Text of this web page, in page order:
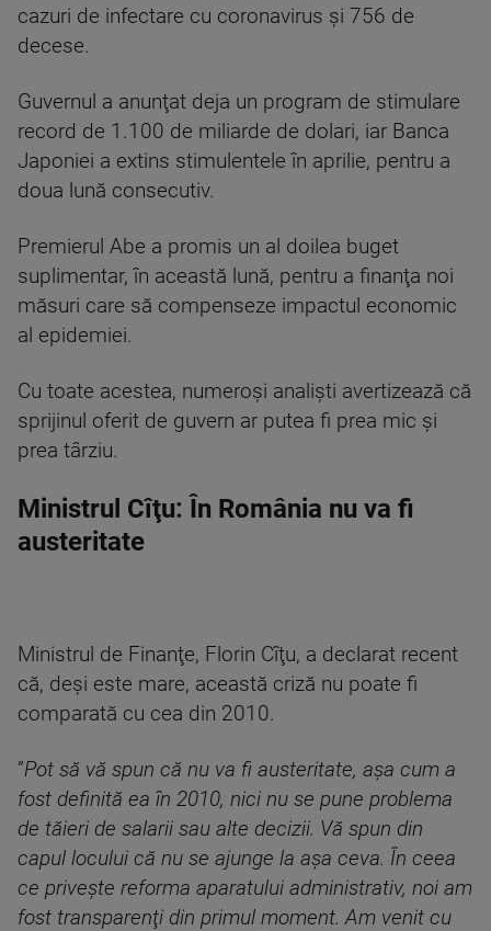
cazuri de infectare cu coronavirus şi 756 de
decese.
Guvernul a anunţat deja un program de stimulare
record de 1.100 de miliarde de dolari, iar Banca
Japoniei a extins stimulentele în aprilie, pentru a
doua lună consecutiv.
Premierul Abe a promis un al doilea buget
suplimentar, în această lună, pentru a finanţa noi
măsuri care să compenseze impactul economic
al epidemiei.
Cu toate acestea, numeroşi analişti avertizează că
sprijinul oferit de guvern ar putea fi prea mic şi
prea târziu.
Ministrul Cîţu: În România nu va fi
austeritate
Ministrul de Finanţe, Florin Cîţu, a declarat recent
că, deşi este mare, această criză nu poate fi
comparată cu cea din 2010.
”Pot să vă spun că nu va fi austeritate, aşa cum a
fost definită ea în 2010, nici nu se pune problema
de tăieri de salarii sau alte decizii. Vă spun din
capul locului că nu se ajunge la aşa ceva. În ceea
ce priveşte reforma aparatului administrativ, noi am
fost transparenţi din primul moment. Am venit cu